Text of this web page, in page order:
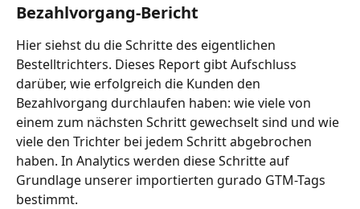
Bezahlvorgang-Bericht
Hier siehst du die Schritte des eigentlichen
Bestelltrichters. Dieses Report gibt Aufschluss
darüber, wie erfolgreich die Kunden den
Bezahlvorgang durchlaufen haben: wie viele von
einem zum nächsten Schritt gewechselt sind und wie
viele den Trichter bei jedem Schritt abgebrochen
haben. In Analytics werden diese Schritte auf
Grundlage unserer importierten gurado GTM-Tags
bestimmt.